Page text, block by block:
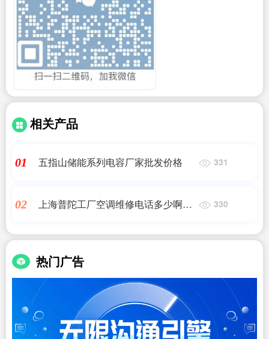
相关产品
01 五指山储能系列电容厂家批发价格 331
02
上海普陀工厂空调维修电话多少啊多
330
热门广告